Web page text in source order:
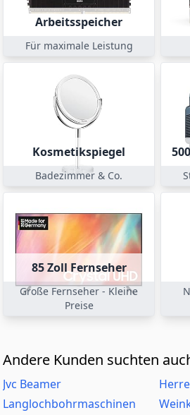
Arbeitsspeicher
Für maximale Leistung
Kosmetikspiegel
Badezimmer & Co.
85 Zoll Fernseher
Große Fernseher - Kleine
Preise
Andere Kunden suchten
Jvc Beamer
Langlochbohrmaschinen